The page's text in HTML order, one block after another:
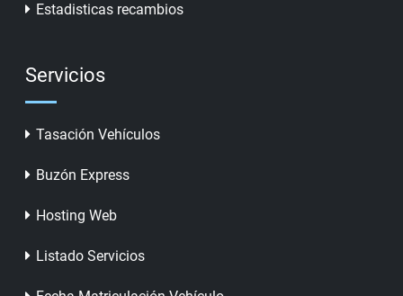
Estadisticas recambios
Servicios
Tasación Vehículos
Buzón Express
Hosting Web
Listado Servicios